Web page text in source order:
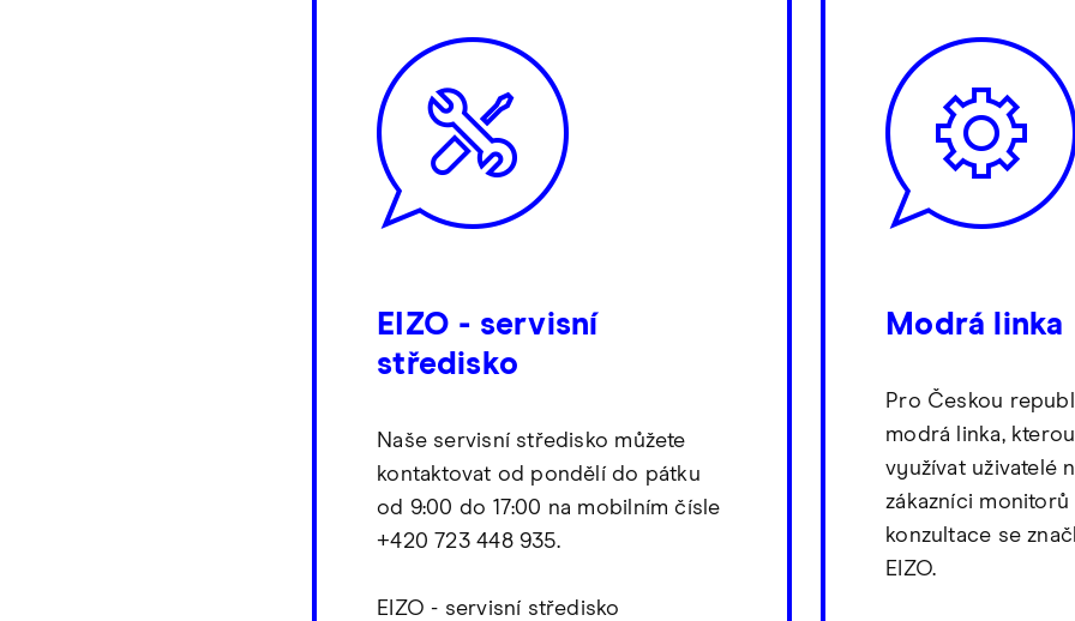
EIZO - servisní
středisko
Naše servisní středisko můžete
kontaktovat od pondělí do pátku
od 9:00 do 17:00 na mobilním čísle
+420 723 448 935.
EIZO - servisní středisko
Modrá linka
Pro Českou
modrá linka,
využívat uživatelé
zákazníci monitorů
konzultace se
EIZO.